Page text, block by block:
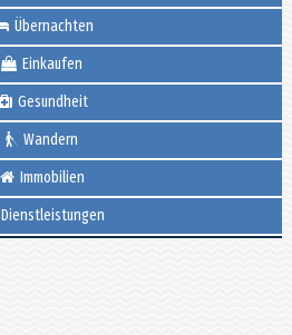
Übernachten
Einkaufen
Gesundheit
Wandern
Immobilien
Dienstleistungen